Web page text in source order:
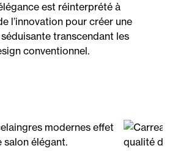
est réinterprété à
l’innovation pour créer une
transcendant les
conventionnel.